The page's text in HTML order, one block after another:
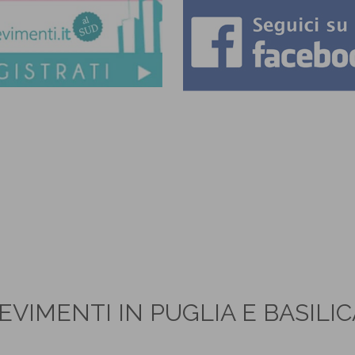
IN PUGLIA E